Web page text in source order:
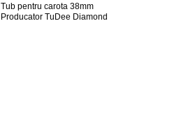
Tub pentru carota 38mm
Producator TuDee Diamond